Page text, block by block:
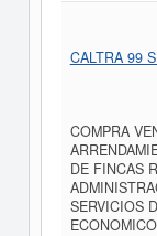
CALTRA 99
COMPRA
DE FINCAS
SERVICIOS